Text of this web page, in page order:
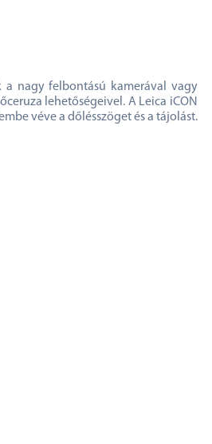
a nagy felbontású kamerával vagy
lehetőségeivel. A Leica iCON
véve a dőlésszöget és a tájolást.